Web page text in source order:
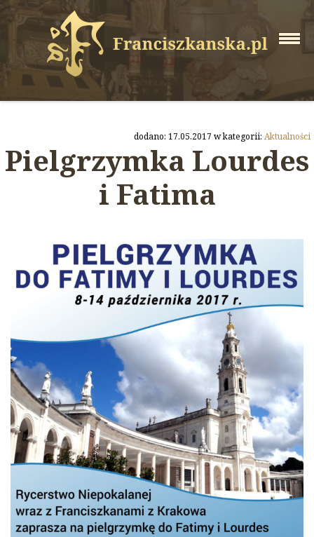
dodano: 17.05.2017 w kategorii: Aktualności
Pielgrzymka Lourdes
i Fatima